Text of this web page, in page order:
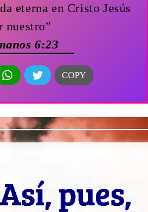
eterna en Cristo Jesús
nuestro”
6:23